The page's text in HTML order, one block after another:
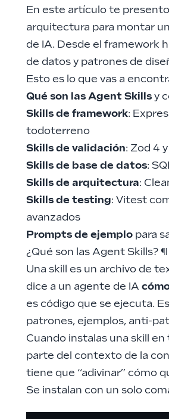
En este artículo te
arquitectura para montar
de IA. Desde el framework
de datos y patrones de
Esto es lo que vas a
Qué son las Agent Skills y
Skills de framework:
todoterreno
Skills de validación: Zod 4
Skills de base de datos:
Skills de arquitectura:
Skills de testing: Vitest
avanzados
Prompts de ejemplo para
¿Qué son las Agent Skills? ¶
Una skill es un archivo de
dice a un agente de IA
es código que se ejecuta.
patrones, ejemplos, anti-
Cuando instalas una skill
parte del contexto de la
tiene que “adivinar” cómo
Se instalan con un solo